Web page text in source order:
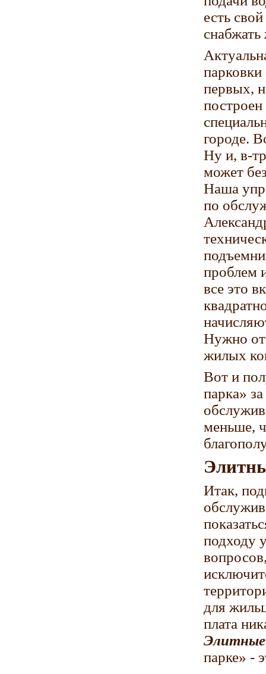
есть
снабжать
первых,
городе.
Ну и, в-
может
Наша
по
проблем
все это
Нужно
жилых
Вот и
парка»
меньше,
Итак,
подходу
для
плата
Элитные
парке» -